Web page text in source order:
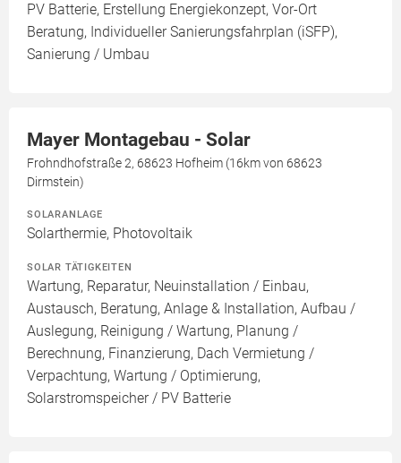
PV Batterie, Erstellung Energiekonzept, Vor-Ort
Beratung, Individueller Sanierungsfahrplan (iSFP),
Sanierung / Umbau
Mayer Montagebau - Solar
Frohndhofstraße 2, 68623 Hofheim (16km von 68623
Dirmstein)
SOLARANLAGE
Solarthermie, Photovoltaik
SOLAR TÄTIGKEITEN
Wartung, Reparatur, Neuinstallation / Einbau,
Austausch, Beratung, Anlage & Installation, Aufbau /
Auslegung, Reinigung / Wartung, Planung /
Berechnung, Finanzierung, Dach Vermietung /
Verpachtung, Wartung / Optimierung,
Solarstromspeicher / PV Batterie